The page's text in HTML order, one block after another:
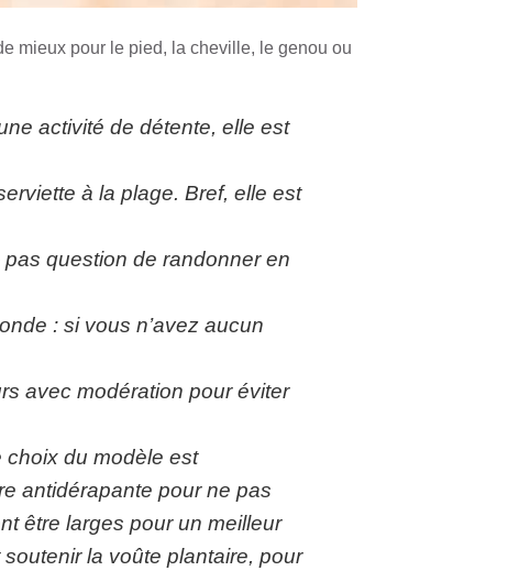
mieux pour le pied, la cheville, le genou ou
activité de détente, elle est
à la plage. Bref, elle est
question de randonner en
: si vous n’avez aucun
avec modération pour éviter
choix du modèle est
antidérapante pour ne pas
être larges pour un meilleur
la voûte plantaire, pour